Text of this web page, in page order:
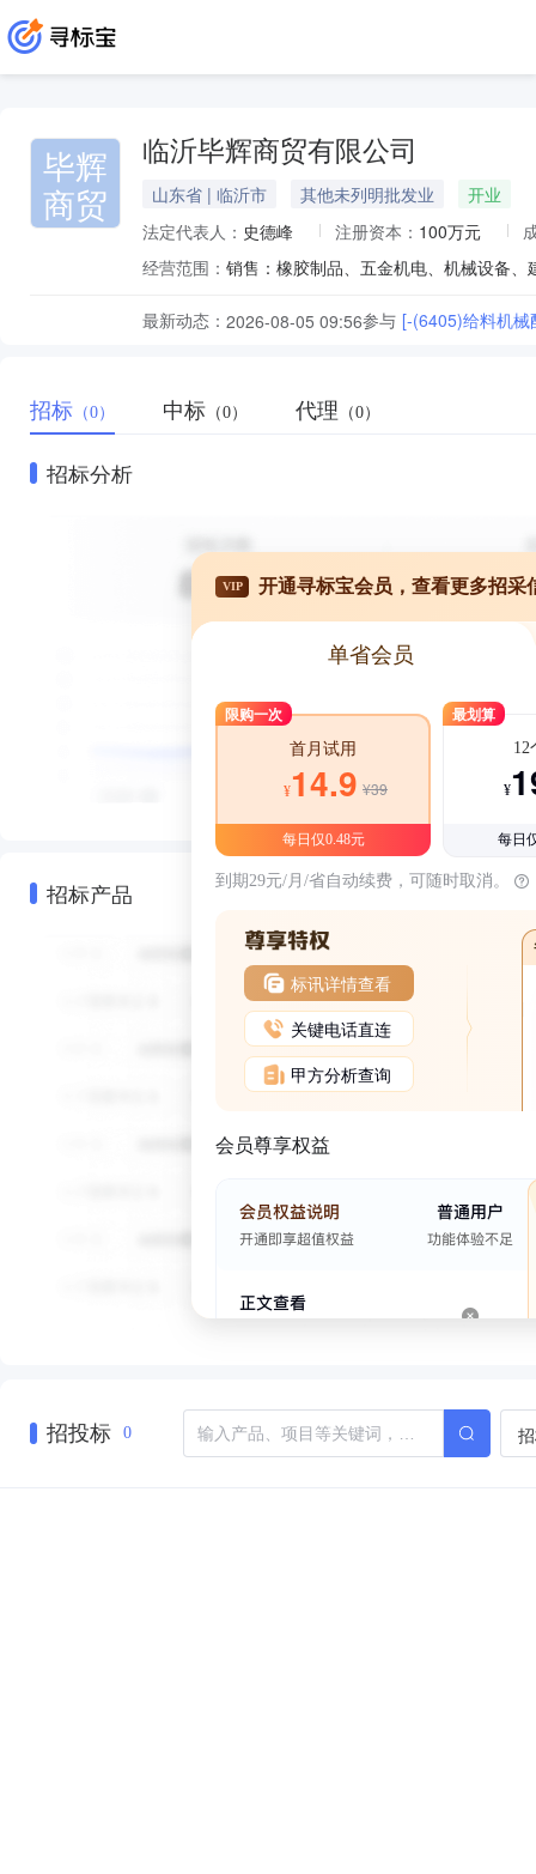
毕辉
商贸
临沂毕辉商贸有限公司
山东省 | 临沂市 其他未列明批发业
开业
法定代表人： 史德峰 注册资本： 100万元
经营范围：
最新动态： 2026-08-05 09:56参与 [-(6405)给料机
招标 （0） 中标 （0） 代理 （0）
招标分析
招标产品
VIP 开通寻标宝会员，查看更多招采
单省会员
限购一次
首月试用
¥14.9 ¥39
每日仅0.48元
最划算
12
¥
每日
到期29元/月/省自动续费，可随时取消。
标讯详情查看
关键电话直连
甲方分析查询
会员尊享权益
招投标 0